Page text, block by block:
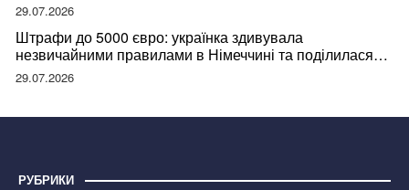
29.07.2026
Штрафи до 5000 євро: українка здивувала
незвичайними правилами в Німеччині та поділилася
правдою
29.07.2026
РУБРИКИ